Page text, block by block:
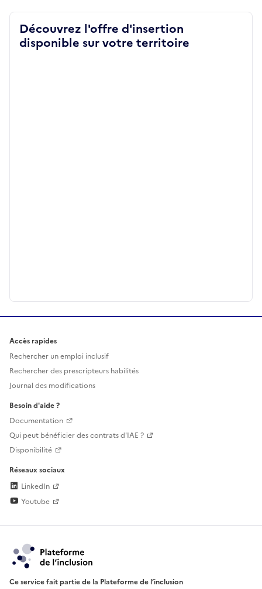
Découvrez l'offre d'insertion
disponible sur votre territoire
Accès rapides
Rechercher un emploi inclusif
Rechercher des prescripteurs habilités
Journal des modifications
Besoin d'aide ?
Documentation
Qui peut bénéficier des contrats d'IAE ?
Disponibilité
Réseaux sociaux
LinkedIn
Youtube
Ce service fait partie de la Plateforme de l’inclusion